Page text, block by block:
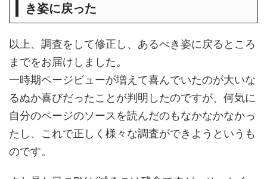
き姿に戻った
以上、調査をして修正し、あるべき姿に戻るところ
までをお届けしました。
一時期ページビューが増えて喜んでいたのが大いな
るぬか喜びだったことが判明したのですが、何気に
自分のページのソースを読んだのもなかなかなかっ
たし、これで正しく様々な調査ができようというも
のです。